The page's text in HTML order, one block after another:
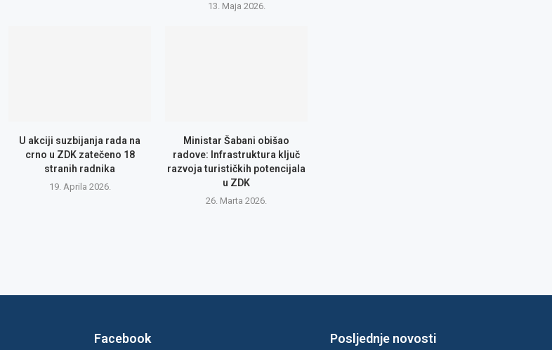
13. Maja 2026.
U akciji suzbijanja rada na
crno u ZDK zatečeno 18
stranih radnika
19. Aprila 2026.
Ministar Šabani obišao
radove: Infrastruktura ključ
razvoja turističkih potencijala
u ZDK
26. Marta 2026.
Facebook Posljednje novosti